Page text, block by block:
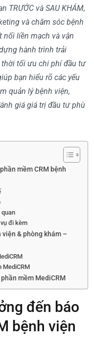
TRƯỚC và SAU KHÁM,
và chăm sóc bệnh
nối liền mạch và vận
hành trình trải
tối ưu chi phí đầu tư
bạn hiểu rõ các yếu
quản lý bệnh viện,
giá giá trị đầu tư phù
mềm CRM bệnh
quan
đi kèm
viện & phòng khám –
MediCRM
mềm MediCRM
đến báo
bệnh viện